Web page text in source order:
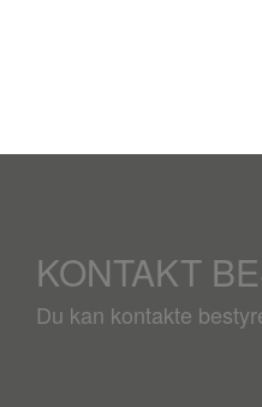
KONTAKT
Du kan kontakte